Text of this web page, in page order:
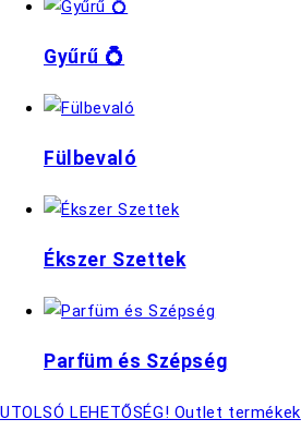
Gyűrű 💍
Fülbevaló
Ékszer Szettek
Parfüm és Szépség
UTOLSÓ LEHETŐSÉG! Outlet termékek